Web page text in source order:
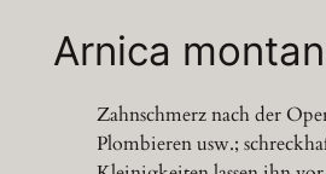
Arnica
Zahnschmerz nach der
Plombieren usw.;